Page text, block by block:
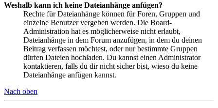
Weshalb kann ich keine Dateianhänge anfügen?
Rechte für Dateianhänge können für Foren, Gruppen und
einzelne Benutzer vergeben werden. Die Board-
Administration hat es möglicherweise nicht erlaubt,
Dateianhänge in dem Forum anzufügen, in dem du deinen
Beitrag verfassen möchtest, oder nur bestimmte Gruppen
dürfen Dateien hochladen. Du kannst einen Administrator
kontaktieren, falls du dir nicht sicher bist, wieso du keine
Dateianhänge anfügen kannst.
Nach oben